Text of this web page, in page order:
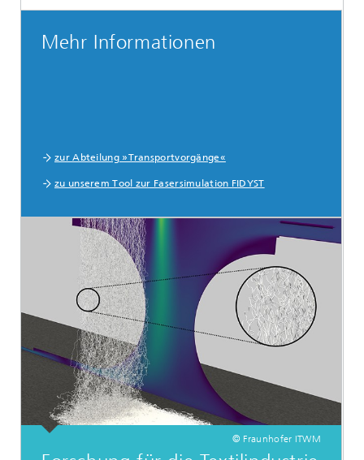
Mehr Informationen
zur Abteilung »Transportvorgänge«
zu unserem Tool zur Fasersimulation FIDYST
© Fraunhofer ITWM